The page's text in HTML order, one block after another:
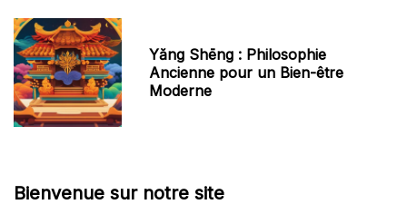
Yăng Shēng : Philosophie
Ancienne pour un Bien-être
Moderne
Bienvenue sur notre site